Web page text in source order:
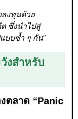
งทุนด้วย
ซึ่งนำไปสู่
บบซ้ำ ๆ กัน”
งสำหรับ
ตลาด “Panic